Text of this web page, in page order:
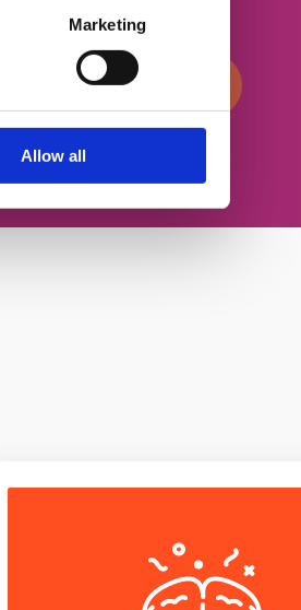
Marketing
Allow all
на урок